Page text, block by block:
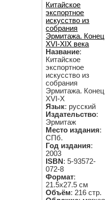
Китайское
экспортное
искусство из
собрания
Эрмитажа. Конец
XVI-XIX века
Название:
Китайское
экспортное
искусство из
собрания
Эрмитажа. Конец
XVI-X
Язык: русский
Издательство:
Эрмитаж
Место издания:
СПб.
Год издания:
2003
ISBN : 5-93572-
072-8
Формат:
21.5х27.5 см
Объём: 216 стр.